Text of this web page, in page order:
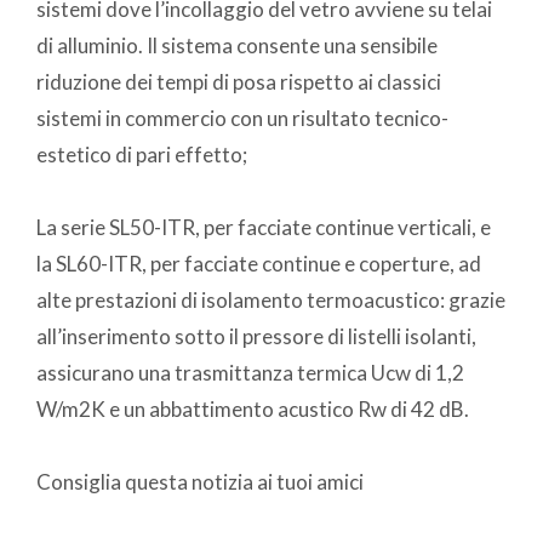
sistemi dove l’incollaggio del vetro avviene su telai
di alluminio. Il sistema consente una sensibile
riduzione dei tempi di posa rispetto ai classici
sistemi in commercio con un risultato tecnico-
estetico di pari effetto;
La serie SL50-ITR, per facciate continue verticali, e
la SL60-ITR, per facciate continue e coperture, ad
alte prestazioni di isolamento termoacustico: grazie
all’inserimento sotto il pressore di listelli isolanti,
assicurano una trasmittanza termica Ucw di 1,2
W/m2K e un abbattimento acustico Rw di 42 dB.
Consiglia questa notizia ai tuoi amici